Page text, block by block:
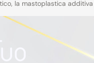
la mastoplastica